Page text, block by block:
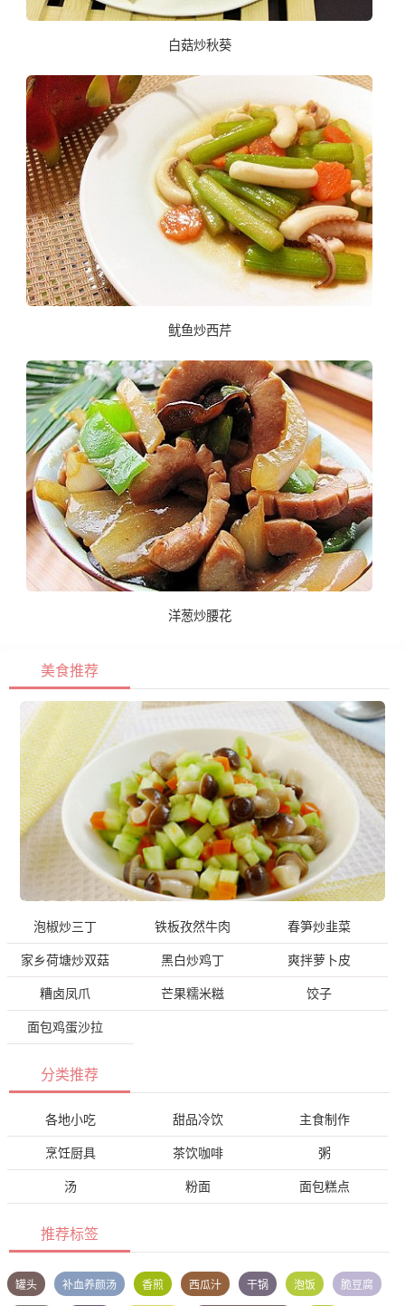
白菇炒秋葵
鱿鱼炒西芹
洋葱炒腰花
美食推荐
泡椒炒三丁 铁板孜然牛肉 春笋炒韭菜
家乡荷塘炒双菇 黑白炒鸡丁 爽拌萝卜皮
糟卤凤爪 芒果糯米糍 饺子
面包鸡蛋沙拉
分类推荐
各地小吃 甜品冷饮 主食制作
烹饪厨具 茶饮咖啡 粥
汤 粉面 面包糕点
推荐标签
罐头 补血养颜汤 香煎 西瓜汁 干锅 泡饭 脆豆腐